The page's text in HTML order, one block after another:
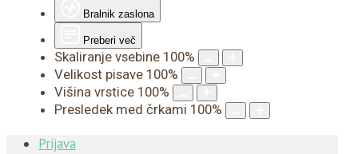
Bralnik zaslona
Preberi več
Skaliranje vsebine 100%
Velikost pisave 100%
Višina vrstice 100%
Presledek med črkami 100%
Prijava